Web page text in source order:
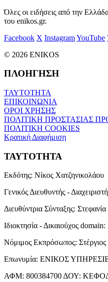
Όλες οι ειδήσεις από την
του enikos.gr.
Facebook X InstagramYouTube
© 2026 ENIKOS
ΠΛΟΗΓΗΣΗ
ΤΑΥΤΟΤΗΤΑ
ΕΠΙΚΟΙΝΩΝΙΑ
ΟΡΟΙ ΧΡΗΣΗΣ
ΠΟΛΙΤΙΚΗ ΠΡΟΣΤΑΣΙΑΣ
ΠΟΛΙΤΙΚΗ COOKIES
Κρατική Διαφήμιση
ΤΑΥΤΟΤΗΤΑ
Εκδότης: Νίκος Χατζηνικολάου
Γενικός Διευθυντής -
Διευθύντρια Σύνταξης:
Ιδιοκτησία - Δικαιούχος domain:
Νόμιμος Εκπρόσωπος:
Επωνυμία: ΕΝΙΚΟΣ
ΑΦΜ: 800384700 ΔΟΥ: